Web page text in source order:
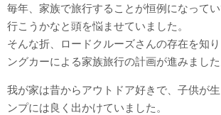
毎年、家族で旅行することが恒例になって
行こうかなと頭を悩ませていました。
そんな折、ロードクルーズさんの存在を知
ングカーによる家族旅行の計画が進みました
我が家は昔からアウトドア好きで、子供が
ンプには良く出かけていました。